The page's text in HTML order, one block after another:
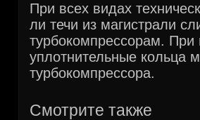
При всех видах
ли течи из магистрали
турбокомпрессорам. При
уплотнительные кольца
турбокомпрессора.
Смотрите также